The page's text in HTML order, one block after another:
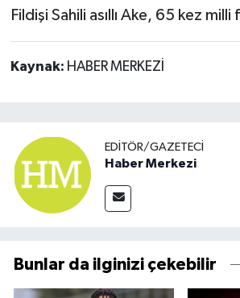
Fildişi Sahili asıllı Ake, 65 kez
Kaynak: HABER MERKEZİ
EDITÖR/GAZETECI
Haber Merkezi
Bunlar da ilginizi çekebilir